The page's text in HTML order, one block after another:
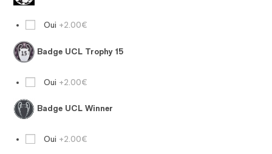
Oui +2.00€
Badge UCL Trophy 15
Oui +2.00€
Badge UCL Winner
Oui +2.00€